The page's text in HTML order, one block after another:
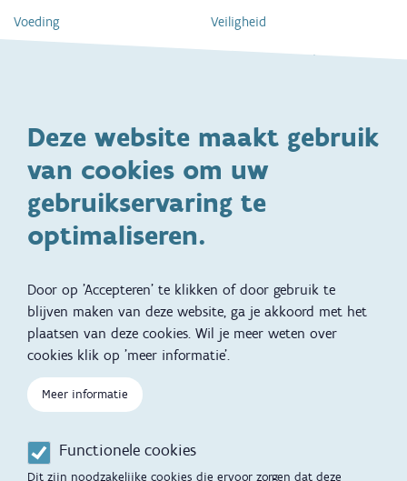
Deze website maakt gebruik
van cookies om uw
gebruikservaring te
optimaliseren.
Door op 'Accepteren' te klikken of door gebruik te
blijven maken van deze website, ga je akkoord met het
plaatsen van deze cookies. Wil je meer weten over
cookies klik op 'meer informatie'.
Meer informatie
Functionele cookies
Dit zijn noodzakelijke cookies die ervoor zorgen dat deze
Voeding
Ontwikkeling en gedrag
Specifieke
ondersteuningsbehoefte
Zwangerschap en geboorte
Slapen
Veiligheid
Dagelijkse verzorging
Gezinsleven
Adoptie
Kinderwens
Voet
Kind en Gezin diensten
Aanbod tijdens de
zwangerschap
Opvoedingsondersteuning
Vertalingen